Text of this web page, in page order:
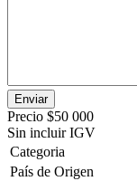
Precio $50 000
Sin incluir IGV
Categoria
País de Origen